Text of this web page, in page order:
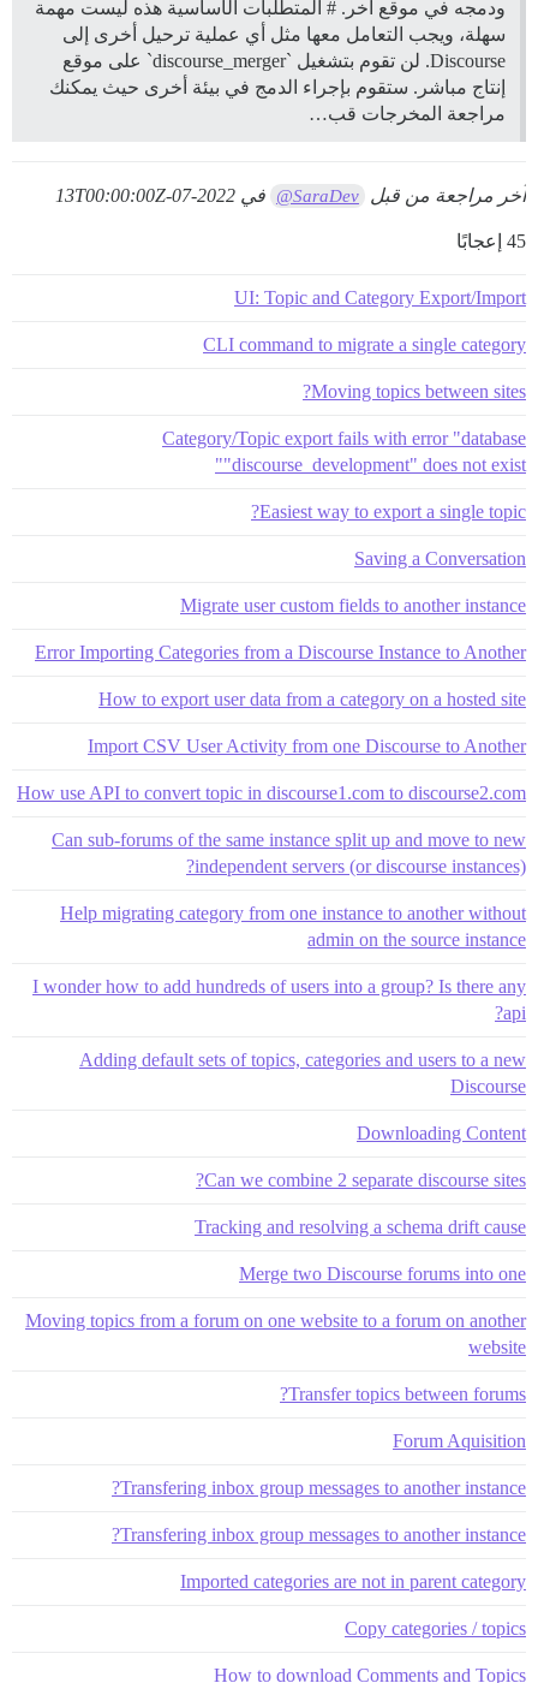
ودمجه في موقع آخر. # المتطلبات الأساسية هذه ليست مهمة
سهلة، ويجب التعامل معها مثل أي عملية ترحيل أخرى إلى
Discourse. لن تقوم بتشغيل `discourse_merger` على موقع
إنتاج مباشر. ستقوم بإجراء الدمج في بيئة أخرى حيث يمكنك
مراجعة المخرجات قب…
آخر مراجعة من قبل @SaraDev في2022-07-13T00:00:00Z
45 إعجابًا
UI: Topic and Category Export/Import
CLI command to migrate a single category
Moving topics between sites?
Category/Topic export fails with error "database
"discourse_development" does not exist"
Easiest way to export a single topic?
Saving a Conversation
Migrate user custom fields to another instance
Error Importing Categories from a Discourse Instance to Another
How to export user data from a category on a hosted site
Import CSV User Activity from one Discourse to Another
How use API to convert topic in discourse1.com to discourse2.com
Can sub-forums of the same instance split up and move to new
independent servers (or discourse instances)?
Help migrating category from one instance to another without
admin on the source instance
I wonder how to add hundreds of users into a group? Is there any
api?
Adding default sets of topics, categories and users to a new
Discourse
Downloading Content
Can we combine 2 separate discourse sites?
Tracking and resolving a schema drift cause
Merge two Discourse forums into one
Moving topics from a forum on one website to a forum on another
website
Transfer topics between forums?
Forum Aquisition
Transfering inbox group messages to another instance?
Transfering inbox group messages to another instance?
Imported categories are not in parent category
Copy categories / topics
How to download Comments and Topics